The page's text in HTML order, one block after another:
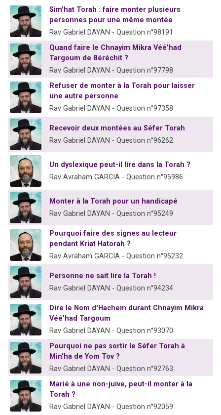
2 nouvelles musiques dans Torah-Box Music
8 personnes viennent de faire un don pour Tsédaka : pauvres d'Israel
Sim'hat Torah : faire monter plusieurs
personnes pour une même montée
Rav Gabriel DAYAN - Question n°98191
Quand faire le Chnayim Mikra Véé'had
Targoum de Béréchit ?
Rav Gabriel DAYAN - Question n°97798
Refuser de monter à la Torah pour laisser
une autre personne
Rav Gabriel DAYAN - Question n°97358
Recevoir deux montées au Séfer Torah
Rav Gabriel DAYAN - Question n°96262
Un dyslexique peut-il lire dans la Torah ?
Rav Avraham GARCIA - Question n°95986
Monter à la Torah pour un handicapé
Rav Gabriel DAYAN - Question n°95249
Pourquoi faire des signes au lecteur
pendant Kriat Hatorah ?
Rav Avraham GARCIA - Question n°95232
Personne ne sait lire la Torah !
Rav Gabriel DAYAN - Question n°94234
Dire le Nom d'Hachem durant Chnayim Mikra
Véé'had Targoum
Rav Gabriel DAYAN - Question n°93070
Pourquoi ne pas sortir le Séfer Torah à
Min'ha de Yom Tov ?
Rav Gabriel DAYAN - Question n°92763
Marié à une non-juive, peut-il monter à la
Torah ?
Rav Gabriel DAYAN - Question n°92059